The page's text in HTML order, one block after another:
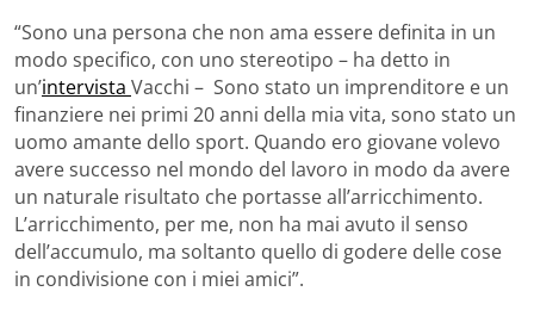
“Sono una persona che non ama essere definita in un
modo specifico, con uno stereotipo – ha detto in
un’intervista Vacchi – Sono stato un imprenditore e un
finanziere nei primi 20 anni della mia vita, sono stato un
uomo amante dello sport. Quando ero giovane volevo
avere successo nel mondo del lavoro in modo da avere
un naturale risultato che portasse all’arricchimento.
L’arricchimento, per me, non ha mai avuto il senso
dell’accumulo, ma soltanto quello di godere delle cose
in condivisione con i miei amici”.